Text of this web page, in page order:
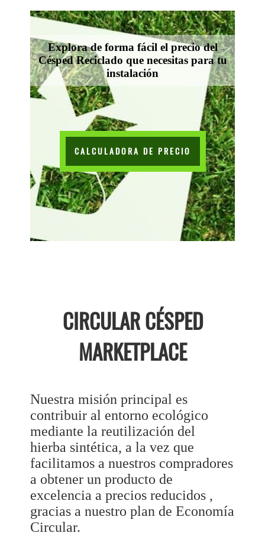
Explora de forma fácil el precio del
Césped Reciclado que necesitas para tu
instalación
CALCULADORA DE PRECIO
CIRCULAR CÉSPED
MARKETPLACE
Nuestra misión principal es
contribuir al entorno ecológico
mediante la reutilización del
hierba sintética, a la vez que
facilitamos a nuestros compradores
a obtener un producto de
excelencia a precios reducidos ,
gracias a nuestro plan de Economía
Circular.